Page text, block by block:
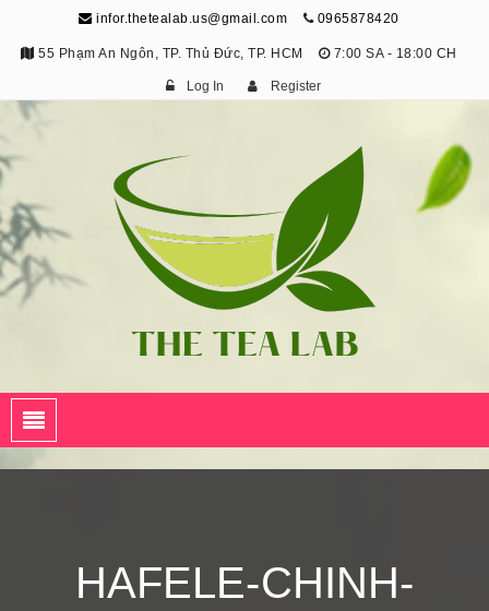
infor.thetealab.us@gmail.com 0965878420
55 Phạm An Ngôn, TP. Thủ Đức, TP. HCM 7:00 SA - 18:00 CH
Log In Register
HAFELE-CHINH-